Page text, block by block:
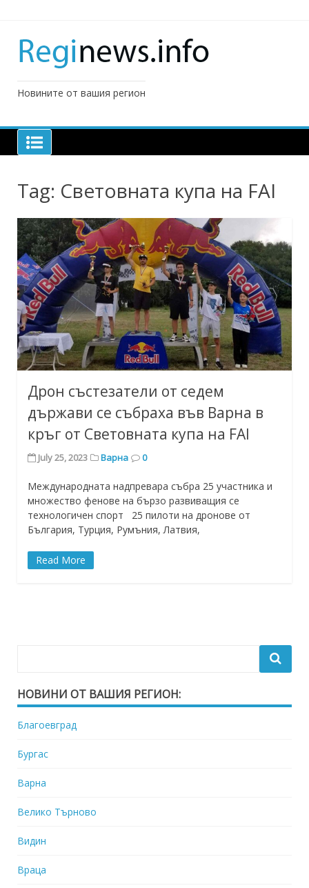
Новините от вашия регион
Tag: Световната купа на FAI
Дрон състезатели от седем
държави се събраха във Варна в
кръг от Световната купа на FAI
July 25, 2023 Варна 0
Международната надпревара събра 25 участника и
множество фенове на бързо развиващия се
технологичен спорт 25 пилоти на дронове от
България, Турция, Румъния, Латвия,
Read More
НОВИНИ ОТ ВАШИЯ РЕГИОН:
Благоевград
Бургас
Варна
Велико Търново
Видин
Враца